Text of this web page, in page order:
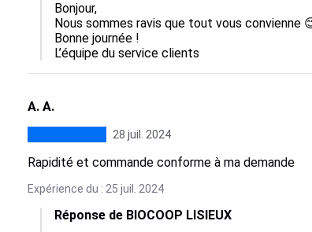
Bonjour,
Nous sommes ravis que tout vous convienne
Bonne journée !
L’équipe du service clients
A. A.
28 juil. 2024
Rapidité et commande conforme à ma demande
Expérience du : 25 juil. 2024
Réponse de BIOCOOP LISIEUX